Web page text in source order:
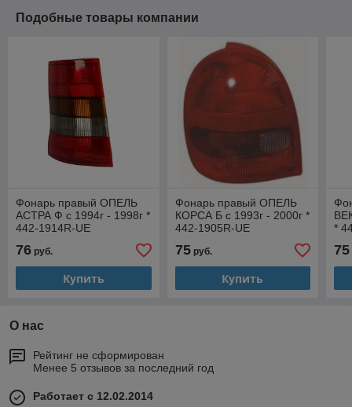
Подобные товары компании
Фонарь правый ОПЕЛЬ
АСТРА Ф с 1994г - 1998г *
442-1914R-UE
76 руб.
Купить
Фонарь правый ОПЕЛЬ
КОРСА Б с 1993г - 2000г *
442-1905R-UE
75руб.
Купить
*
75
О нас
Рейтинг не сформирован
Менее 5 отзывов за последний год
Работает с 12.02.2014